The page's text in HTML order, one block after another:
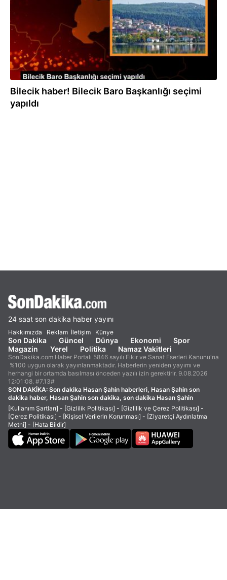
Bilecik haber! Bilecik Baro Başkanlığı seçimi
yapıldı
24 saat son dakika haber yayını
Hakkımızda Reklam İletişim Künye
Son Dakika Güncel Dünya Ekonomi
Spor
Magazin
Yerel Politika Namaz Vakitleri
SonDakika.com Haber Portalı 5846 sayılı Fikir ve Sanat Eserleri Kanunu'na
%100 uygun olarak yayınlanmaktadır. Haberlerin yeniden yayımı ve
herhangi bir ortamda basılması önceden yazılı izin gerektirir. 9.08.2026
12:01:08. #7.13#
SON DAKİKA: Son dakika Hasan Şahin haberleri, Hasan Şahin son
dakika haber, Hasan Şahin son dakika, son dakika Hasan Şahin
[Kullanım Şartları] - [Gizlilik Politikası] - [Gizlilik ve Çerez Politikası] -
[Çerez Politikası] - [Kişisel Verilerin Korunması] - [Ziyaretçi Aydınlatma
Metni] - [Hata Bildir]